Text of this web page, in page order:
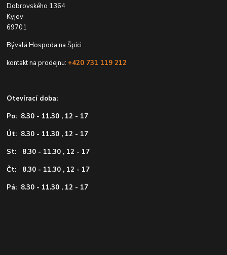
Dobrovského 1364
Kyjov
69701
Bývalá Hospoda na Špici.
kontakt na prodejnu: +420 731 119 212
Otevírací doba:
Po: 8.30 - 11.30 , 12 - 17
Út: 8.30 - 11.30 , 12 - 17
St: 8.30 - 11.30 , 12 - 17
Čt: 8.30 - 11.30 , 12 - 17
Pá: 8.30 - 11.30 , 12 - 17